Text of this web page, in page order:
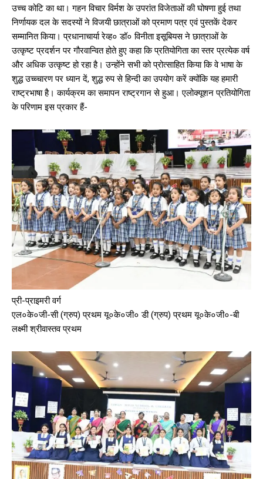
Subscription Plans
Free limited access
Etiam est nibh, lobortis sit
Praesent euismod ac
Ut mollis pellentesque tortor
Nullam eu erat condimentum
Donec quis est ac felis
Orci varius natoque dolor
उच्च कोटि का था। गहन विचार विर्मश के उपरांत विजेताओं की घोषणा हुई तथा
निर्णायक दल के सदस्यों ने विजयी छात्राओं को प्रमाण पत्र एवं पुस्तकें देकर
सम्मानित किया। प्रधानाचार्या रेव्ह० डॉ० विनीता इसूबियस ने छात्राओं के
उत्कृष्ट प्रदर्शन पर गौरवान्वित होते हुए कहा कि प्रतियोगिता का स्तर प्रत्येक वर्ष
और अधिक उत्कृष्ट हो रहा है। उन्होंने सभी को प्रोत्साहित किया कि वे भाषा के
शुद्ध उच्च्चारण पर ध्यान दें, शुद्ध रुप से हिन्दी का उपयोग करें क्योंकि यह हमारी
राष्ट्रभाषा है। कार्यक्रम का समापन राष्ट्रगान से हुआ। एलोक्यूशन प्रतियोगिता
के परिणाम इस प्रकार हैं-
प्री-प्राइमरी वर्ग
एल०के०जी-सी (ग्रुप) प्रथम यू०के०जी० डी (ग्रुप) प्रथम यू०के०जी०-बी
लक्ष्मी श्रीवास्तव प्रथम